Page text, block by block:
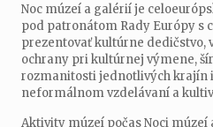
Noc múzeí a galérií je
pod patronátom Rady Európy s
prezentovať kultúrne dedičstvo,
ochrany pri kultúrnej výmene,
rozmanitosti jednotlivých krajín
neformálnom vzdelávaní a
Aktivity múzeí počas Noci